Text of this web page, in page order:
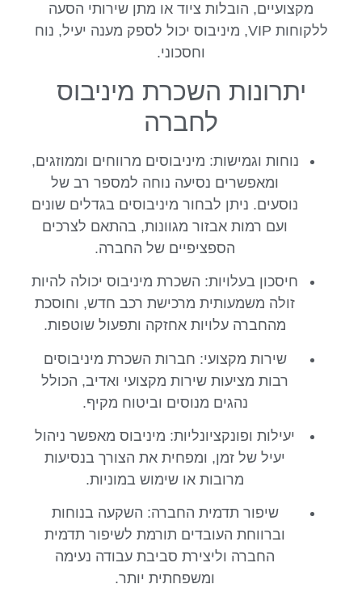
מקצועיים, הובלות ציוד או מתן שירותי הסעה
ללקוחות VIP, מיניבוס יכול לספק מענה יעיל, נוח
וחסכוני.
יתרונות השכרת מיניבוס
לחברה
נוחות וגמישות: מיניבוסים מרווחים וממוזגים,
ומאפשרים נסיעה נוחה למספר רב של
נוסעים. ניתן לבחור מיניבוסים בגדלים שונים
ועם רמות אבזור מגוונות, בהתאם לצרכים
הספציפיים של החברה.
חיסכון בעלויות: השכרת מיניבוס יכולה להיות
זולה משמעותית מרכישת רכב חדש, וחוסכת
מהחברה עלויות אחזקה ותפעול שוטפות.
שירות מקצועי: חברות השכרת מיניבוסים
רבות מציעות שירות מקצועי ואדיב, הכולל
נהגים מנוסים וביטוח מקיף.
יעילות ופונקציונליות: מיניבוס מאפשר ניהול
יעיל של זמן, ומפחית את הצורך בנסיעות
מרובות או שימוש במוניות.
שיפור תדמית החברה: השקעה בנוחות
וברווחת העובדים תורמת לשיפור תדמית
החברה וליצירת סביבת עבודה נעימה
ומשפחתית יותר.